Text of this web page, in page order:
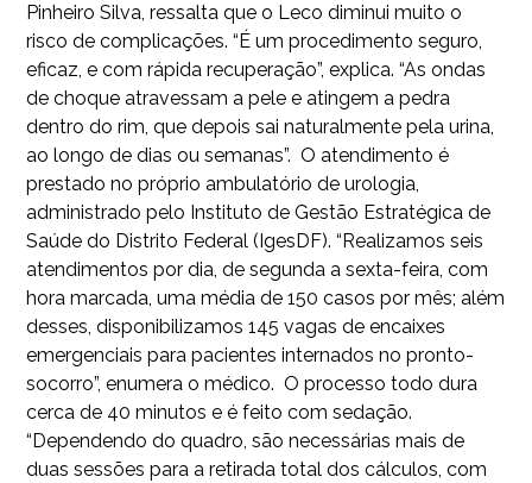
Pinheiro Silva, ressalta que o Leco diminui muito o
risco de complicações. “É um procedimento seguro,
eficaz, e com rápida recuperação”, explica. “As ondas
de choque atravessam a pele e atingem a pedra
dentro do rim, que depois sai naturalmente pela urina,
ao longo de dias ou semanas”. O atendimento é
prestado no próprio ambulatório de urologia,
administrado pelo Instituto de Gestão Estratégica de
Saúde do Distrito Federal (IgesDF). “Realizamos seis
atendimentos por dia, de segunda a sexta-feira, com
hora marcada, uma média de 150 casos por mês; além
desses, disponibilizamos 145 vagas de encaixes
emergenciais para pacientes internados no pronto-
socorro”, enumera o médico. O processo todo dura
cerca de 40 minutos e é feito com sedação.
“Dependendo do quadro, são necessárias mais de
duas sessões para a retirada total dos cálculos, com